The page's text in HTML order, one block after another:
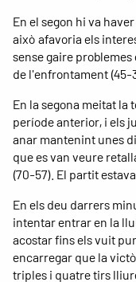
En el segon hi va
això afavoria els
sense gaire
de l'enfrontament (45-
En la segona meitat la
període anterior, i els
anar mantenint unes
que es van veure
(70-57). El partit
En els deu darrers
intentar entrar en la
acostar fins els vuit
encarregar que la
triples i quatre tirs